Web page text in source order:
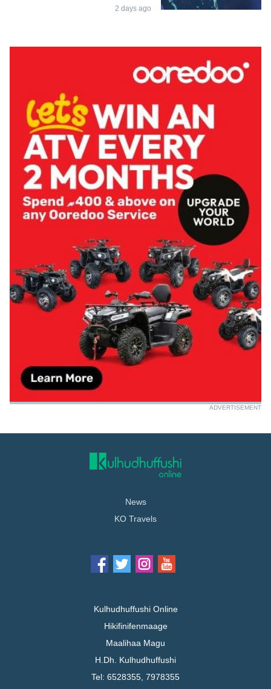
2 days ago
ADVERTISEMENT
News
KO Travels
Kulhudhuffushi Online
Hikifinifenmaage
Maalihaa Magu
H.Dh. Kulhudhuffushi
Tel: 6528355, 7978355